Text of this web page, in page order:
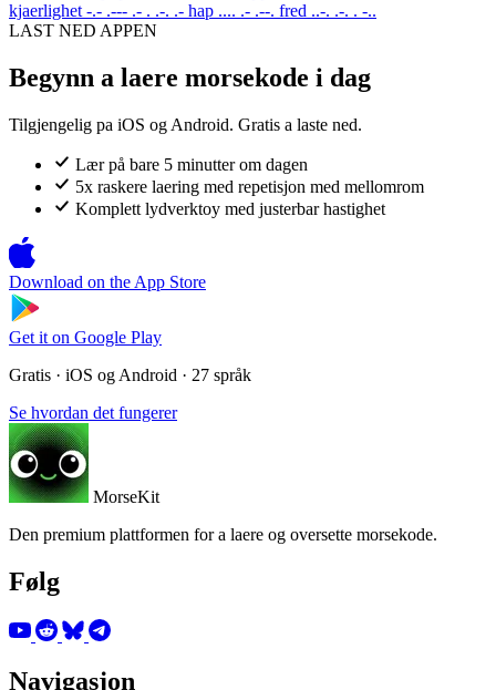
kjaerlighet -.- .--- .- . .-. .- hap .... .- .--. fred ..-. .-. . -..
LAST NED APPEN
Begynn a laere morsekode i dag
Tilgjengelig pa iOS og Android. Gratis a laste ned.
Lær på bare 5 minutter om dagen
5x raskere laering med repetisjon med mellomrom
Komplett lydverktoy med justerbar hastighet
Download on the App Store
Get it on Google Play
Gratis · iOS og Android · 27 språk
Se hvordan det fungerer
MorseKit
Den premium plattformen for a laere og oversette morsekode.
Følg
Navigasjon